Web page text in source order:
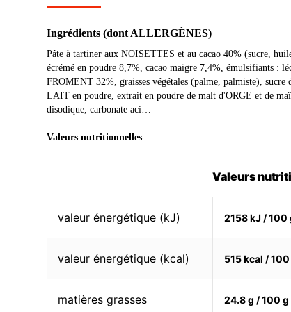
Ingrédients (dont ALLERGÈNES)
Pâte à tartiner aux NOISETTES et au cacao 40% (sucre,
écrémé en poudre 8,7%, cacao maigre 7,4%, émulsifiants :
FROMENT 32%, graisses végétales (palme, palmiste),
LAIT en poudre, extrait en poudre de malt d'ORGE et de
disodique, carbonate aci…
Valeurs nutritionnelles
Valeurs
valeur énergétique (kJ) 2158 kJ / 100
valeur énergétique (kcal) 515 kcal / 100
matières grasses 24.8 g / 100 g